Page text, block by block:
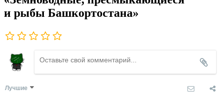
и рыбы Башкортостана»
Лучшие